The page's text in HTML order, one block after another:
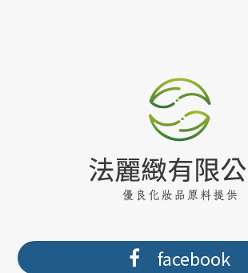
facebook